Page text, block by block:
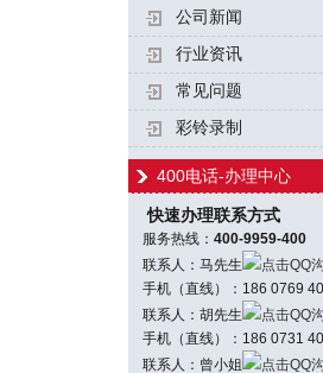
公司新闻
行业资讯
常见问题
彩铃录制
400电话-办理中心
快速办理联系方式
服务热线： 400-9959-400
联系人：马先生
点击QQ
手机（直线）：186 0769
联系人：胡先生
点击QQ
手机（直线）：186 0731
联系人：曾小姐
点击QQ